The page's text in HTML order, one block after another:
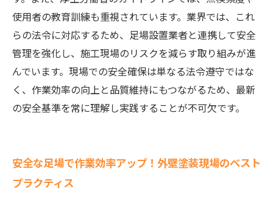
使用者の教育訓練も重視されています。業界では、これ
らの法令に対応するため、足場設置業者と連携して安全
管理を強化し、施工現場のリスクを減らす取り組みが進
んでいます。現場での安全確保は単なる法令遵守ではな
く、作業効率の向上と品質維持にもつながるため、最新
の安全基準を常に理解し実践することが不可欠です。
安全な足場で作業効率アップ！外壁塗装現場のベスト
プラクティス